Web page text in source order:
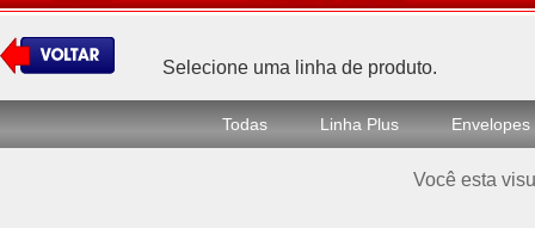
Selecione uma linha de produto.
Todas Linha Plus Envelopes
Você esta